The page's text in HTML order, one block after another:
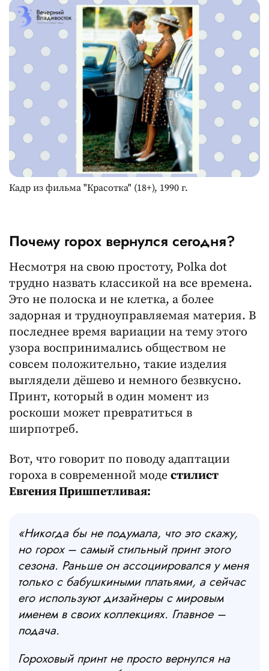
Кадр из фильма "Красотка" (18+), 1990 г.
Почему горох вернулся сегодня?
Несмотря на свою простоту, Polka dot
трудно назвать классикой на все времена.
Это не полоска и не клетка, а более
задорная и трудноуправляемая материя. В
последнее время вариации на тему этого
узора воспринимались обществом не
совсем положительно, такие изделия
выглядели дёшево и немного безвкусно.
Принт, который в один момент из
роскоши может превратиться в
ширпотреб.
Вот, что говорит по поводу адаптации
гороха в современной моде стилист
Евгения Пришпетливая:
«Никогда бы не подумала, что это скажу,
но горох – самый стильный принт этого
сезона. Раньше он ассоциировался у меня
только с бабушкиными платьями, а сейчас
его используют дизайнеры с мировым
именем в своих коллекциях. Главное –
подача.
Гороховый принт не просто вернулся на